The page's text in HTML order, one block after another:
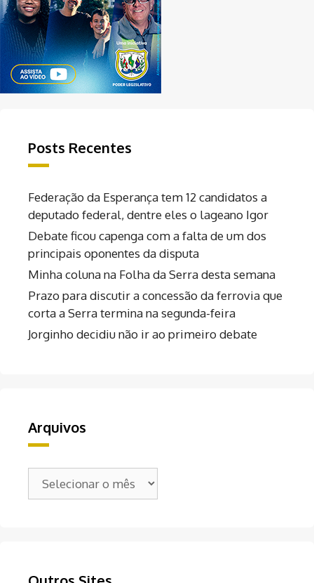
Posts Recentes
Federação da Esperança tem 12 candidatos a
deputado federal, dentre eles o lageano Igor
Debate ficou capenga com a falta de um dos
principais oponentes da disputa
Minha coluna na Folha da Serra desta semana
Prazo para discutir a concessão da ferrovia que
corta a Serra termina na segunda-feira
Jorginho decidiu não ir ao primeiro debate
Arquivos